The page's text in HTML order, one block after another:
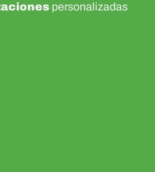
personalizadas